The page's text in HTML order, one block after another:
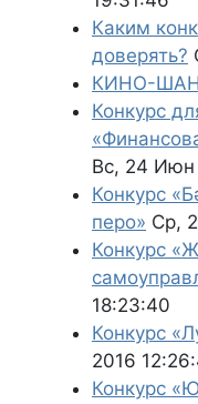
Каким
доверять?
КИНО-
Конкурс
Вс, 24 Июн
Конкурс
перо» Ср,
Конкурс
18:23:40
Конкурс
2016
Конкурс